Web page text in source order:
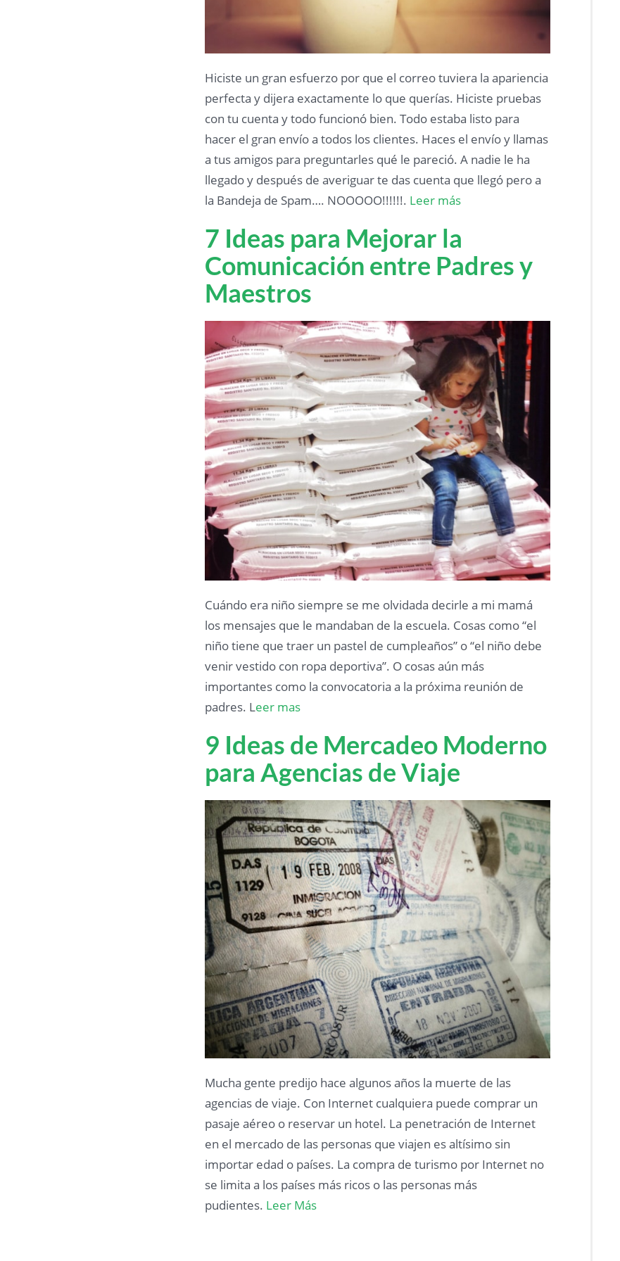
Hiciste un gran esfuerzo por que el correo tuviera la apariencia
perfecta y dijera exactamente lo que querías. Hiciste pruebas
con tu cuenta y todo funcionó bien. Todo estaba listo para
hacer el gran envío a todos los clientes. Haces el envío y llamas
a tus amigos para preguntarles qué le pareció. A nadie le ha
llegado y después de averiguar te das cuenta que llegó pero a
la Bandeja de Spam…. NOOOOO!!!!!!. Leer más
7 Ideas para Mejorar la
Comunicación entre Padres y
Maestros
Cuándo era niño siempre se me olvidada decirle a mi mamá
los mensajes que le mandaban de la escuela. Cosas como “el
niño tiene que traer un pastel de cumpleaños” o “el niño debe
venir vestido con ropa deportiva”. O cosas aún más
importantes como la convocatoria a la próxima reunión de
padres. Leer mas
9 Ideas de Mercadeo Moderno
para Agencias de Viaje
Mucha gente predijo hace algunos años la muerte de las
agencias de viaje. Con Internet cualquiera puede comprar un
pasaje aéreo o reservar un hotel. La penetración de Internet
en el mercado de las personas que viajen es altísimo sin
importar edad o países. La compra de turismo por Internet no
se limita a los países más ricos o las personas más
pudientes. Leer Más